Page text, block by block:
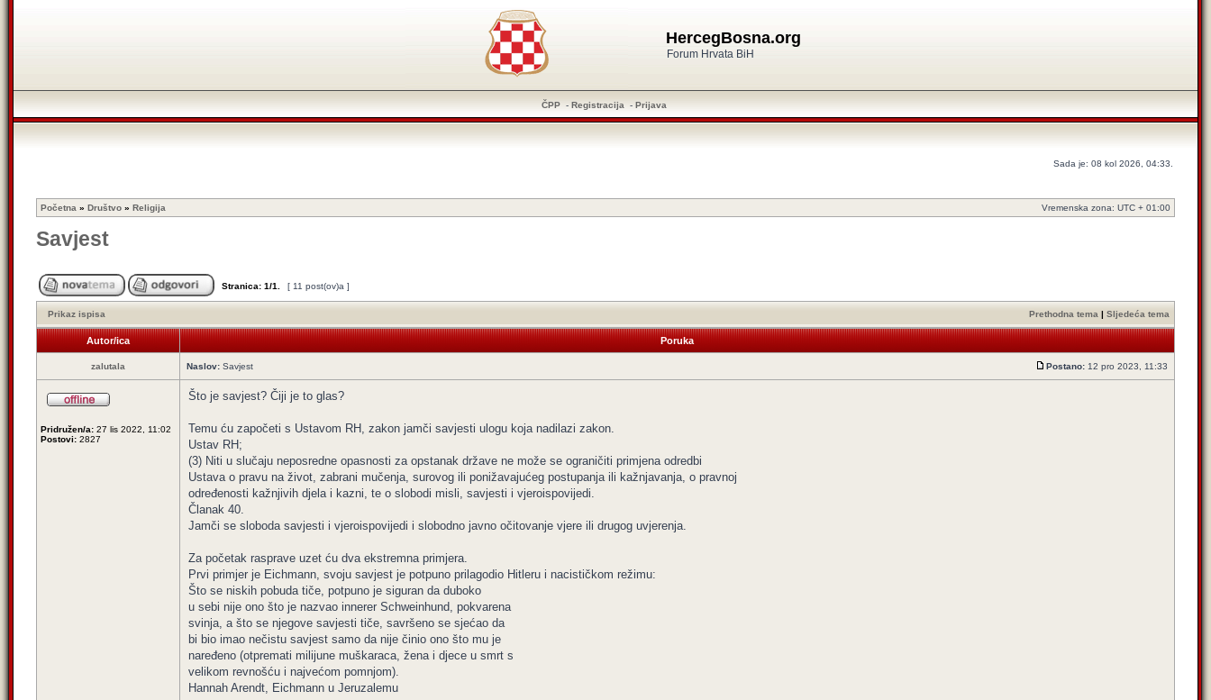
HercegBosna.org
Forum Hrvata BiH
ČPP - Registracija - Prijava
Sada je: 08 kol 2026, 04:33.
Početna » Društvo » Religija Vremenska zona: UTC + 01:00
Savjest
Stranica: 1/1 [ 11 post(ov)a ]
Prikaz ispisa Prethodna tema | Sljedeća tema
Autor/ica Poruka
zalutala Naslov: Savjest Postano: 12 pro 2023, 11:33
Pridružen/a: 27 lis 2022, 11:02
Postovi: 2827
Što je savjest? Čiji je to glas?
Temu ću započeti s Ustavom RH, zakon jamči savjesti ulogu koja nadilazi zakon.
Ustav RH;
(3) Niti u slučaju neposredne opasnosti za opstanak države ne može se ograničiti primjena odredbi
Ustava o pravu na život, zabrani mučenja, surovog ili ponižavajućeg postupanja ili kažnjavanja, o pravnoj
određenosti kažnjivih djela i kazni, te o slobodi misli, savjesti i vjeroispovijedi.
Članak 40.
Jamči se sloboda savjesti i vjeroispovijedi i slobodno javno očitovanje vjere ili drugog uvjerenja.
Za početak rasprave uzet ću dva ekstremna primjera.
Prvi primjer je Eichmann, svoju savjest je potpuno prilagodio Hitleru i nacističkom režimu:
Što se niskih pobuda tiče, potpuno je siguran da duboko
u sebi nije ono što je nazvao innerer Schweinhund, pokvarena
svinja, a što se njegove savjesti tiče, savršeno se sjećao da
bi bio imao nečistu savjest samo da nije činio ono što mu je
naređeno (otpremati milijune muškaraca, žena i djece u smrt s
velikom revnošću i najvećom pomnjom).
Hannah Arendt, Eichmann u Jeruzalemu